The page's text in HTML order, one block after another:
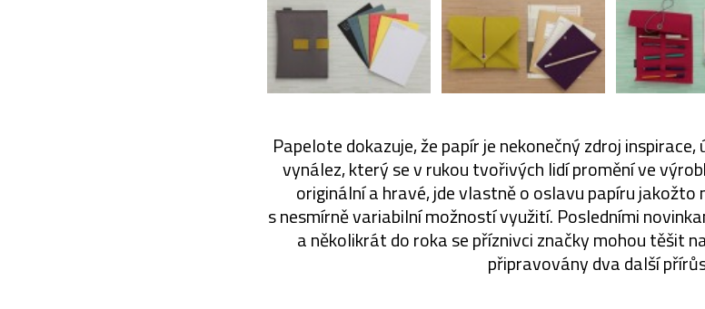
Papelote dokazuje, že papír je nekonečný zdroj
vynález, který se v rukou tvořivých lidí promění ve
originální a hravé, jde vlastně o oslavu papíru
s nesmírně variabilní možností využití. Posledními
a několikrát do roka se příznivci značky mohou těšit
připravovány dva další